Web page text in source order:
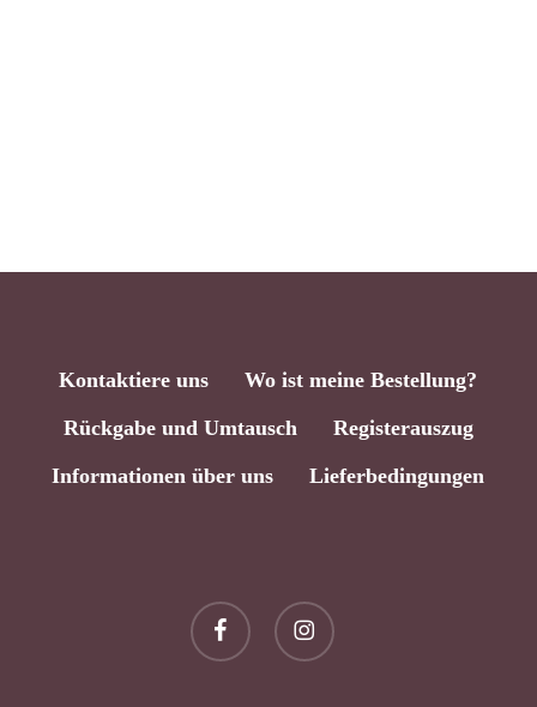
Warenkorb Anzeigen
Kontaktiere uns
Wo ist meine Bestellung?
Rückgabe und Umtausch
Registerauszug
Informationen über uns
Lieferbedingungen
facebook instagram